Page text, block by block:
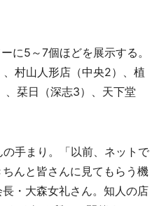
に5～7個ほどを展示する。
村山人形店（中央2）、植
、栞日（深志3）、天下堂
手まり。「以前、ネットで
んと皆さんに見てもらう機
・大森女礼さん。知人の店